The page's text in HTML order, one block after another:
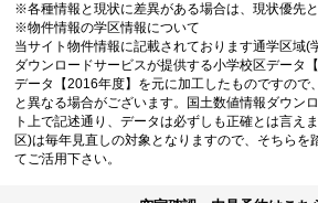
※各種情報と現状に差異がある場合は、現状優先と
※物件情報の学区情報について
当サイト物件情報に記載されております通学区域(
ダウンロードサービスが提供する小学校区データ
データ【2016年度】を元に加工したものですので
と異なる場合がございます。国土数値情報ダウン
ト上で記述通り、データは必ずしも正確とは言え
区)は毎年見直しの対象となりますので、そちらを
てご活用下さい。